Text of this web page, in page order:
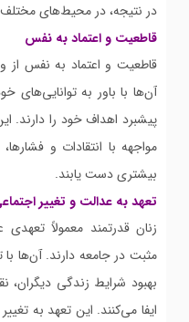
در نتیجه، در محیط‌های
قاطعیت و اعتماد به نفس
قاطعیت و اعتماد به نفس از
آن‌ها با باور به توانایی‌های
پیشبرد اهداف خود را دارند.
مواجهه با انتقادات و
بیشتری دست یابند.
تعهد به عدالت و تغییر
زنان قدرتمند معمولاً
مثبت در جامعه دارند. آن‌ها
بهبود شرایط زندگی
ایفا می‌کنند. این تعهد به